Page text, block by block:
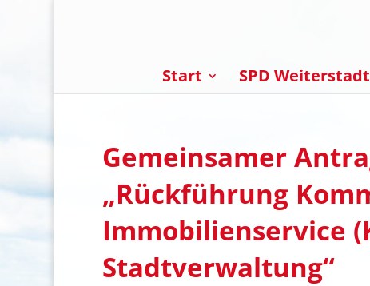
Start SPD Weiterstadt
Gemeinsamer
„Rückführung
Immobilienservice
Stadtverwaltung“